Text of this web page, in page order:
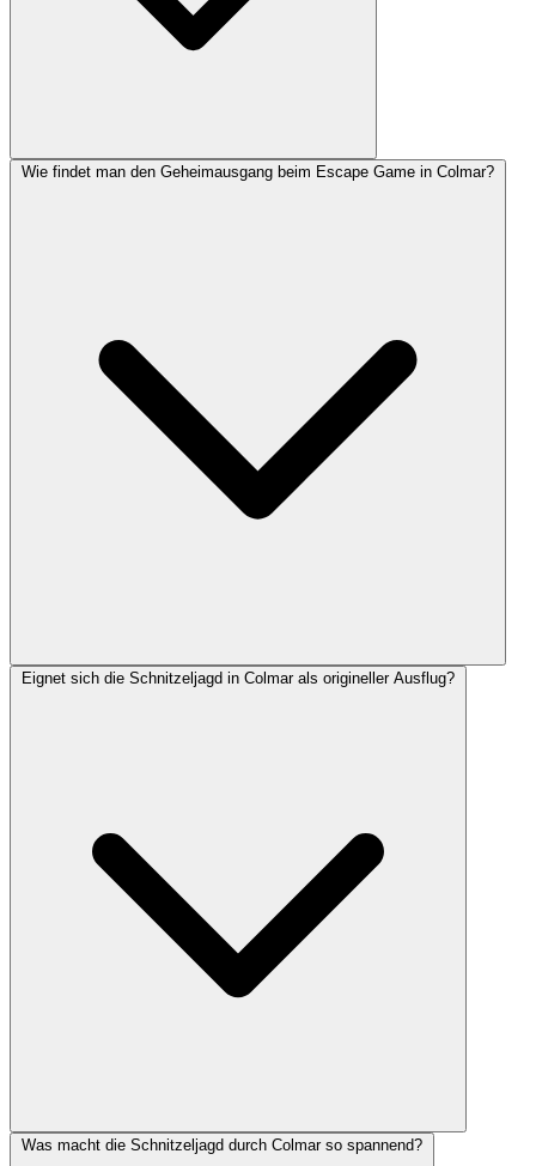
Wie findet man den Geheimausgang beim Escape Game in Colmar?
Eignet sich die Schnitzeljagd in Colmar als origineller Ausflug?
Was macht die Schnitzeljagd durch Colmar so spannend?